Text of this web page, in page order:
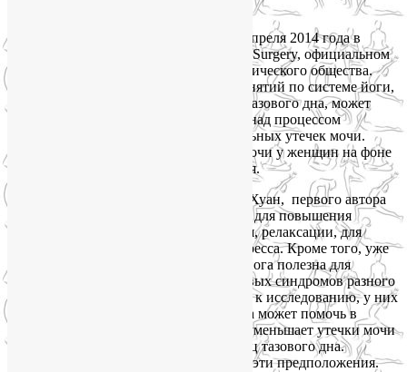
Исследование было опубликовано 25 апреля 2014 года в
Female Pelvic Medicine & Reconstructive Surgery, официальном
журнале Американского Урогинекологического общества.
Авторы доказывают, что программа занятий по системе йоги,
направленная на улучшение здоровья тазового дна, может
помочь женщинам получить контроль над процессом
мочеиспускания, избежать непроизвольных утечек мочи.
Эффективность лечения недержания мочи у женщин на фоне
занятий йогой значительно повышается.
По словам доктора медицины Элисон Хуан, первого автора
исследования, йога часто используется для повышения
осознанности, концентрации внимания, релаксации, для
снятия повышенной тревожности и стресса. Кроме того, уже
ни у кого не вызывает сомнения, что йога полезна для
улучшения метаболизма и снятия болевых синдромов разного
происхождения. Когда они приступали к исследованию, у них
уже были основания полагать, что йога может помочь в
лечении недержания мочи у женщин, уменьшает утечки мочи
и позволяет добиться укрепления мышц тазового дна.
Результаты исследования подтвердили эти предположения.